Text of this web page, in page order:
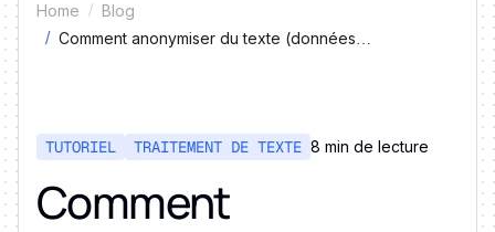
Home
Blog
Comment anonymiser du texte (données
TUTORIEL TRAITEMENT DE TEXTE 8 min de lecture
Comment